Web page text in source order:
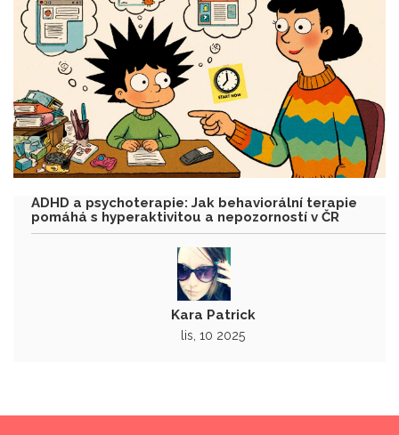
ADHD a psychoterapie: Jak behaviorální terapie
pomáhá s hyperaktivitou a nepozorností v ČR
Kara Patrick
lis, 10 2025